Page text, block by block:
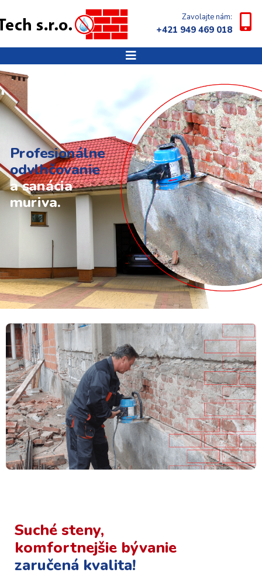
Zavolajte nám:
+421 949 469 018
Profesionálne
odvlhčovanie
a sanácia
muriva.
Suché steny,
komfortnejšie bývanie
zaručená kvalita!